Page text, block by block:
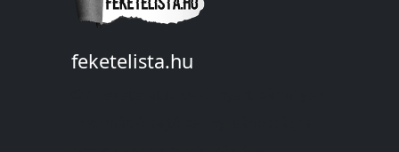
feketelista.hu